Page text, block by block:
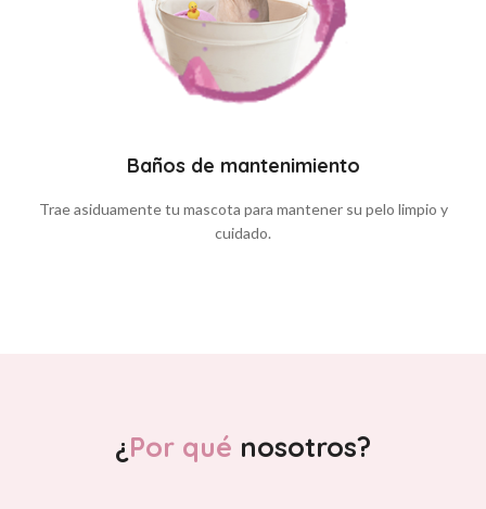
Baños de mantenimiento
Trae asiduamente tu mascota para mantener su pelo limpio y
cuidado.
¿Por qué nosotros?